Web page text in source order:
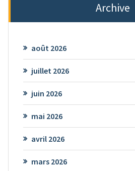
Archive
août 2026
juillet 2026
juin 2026
mai 2026
avril 2026
mars 2026